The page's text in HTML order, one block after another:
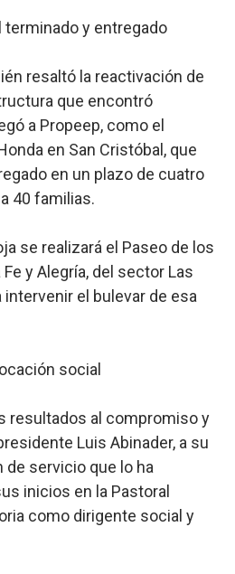
y entregado
resaltó la reactivación de
que encontró
a Propeep, como el
en San Cristóbal, que
en un plazo de cuatro
40 familias.
se realizará el Paseo de los
y Alegría, del sector Las
intervenir el bulevar de esa
social
resultados al compromiso y
Luis Abinader, a su
de servicio que lo ha
inicios en la Pastoral
como dirigente social y